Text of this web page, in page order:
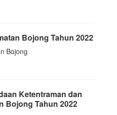
Bojong Tahun 2022
Bojong
Ketentraman dan
Bojong Tahun 2022